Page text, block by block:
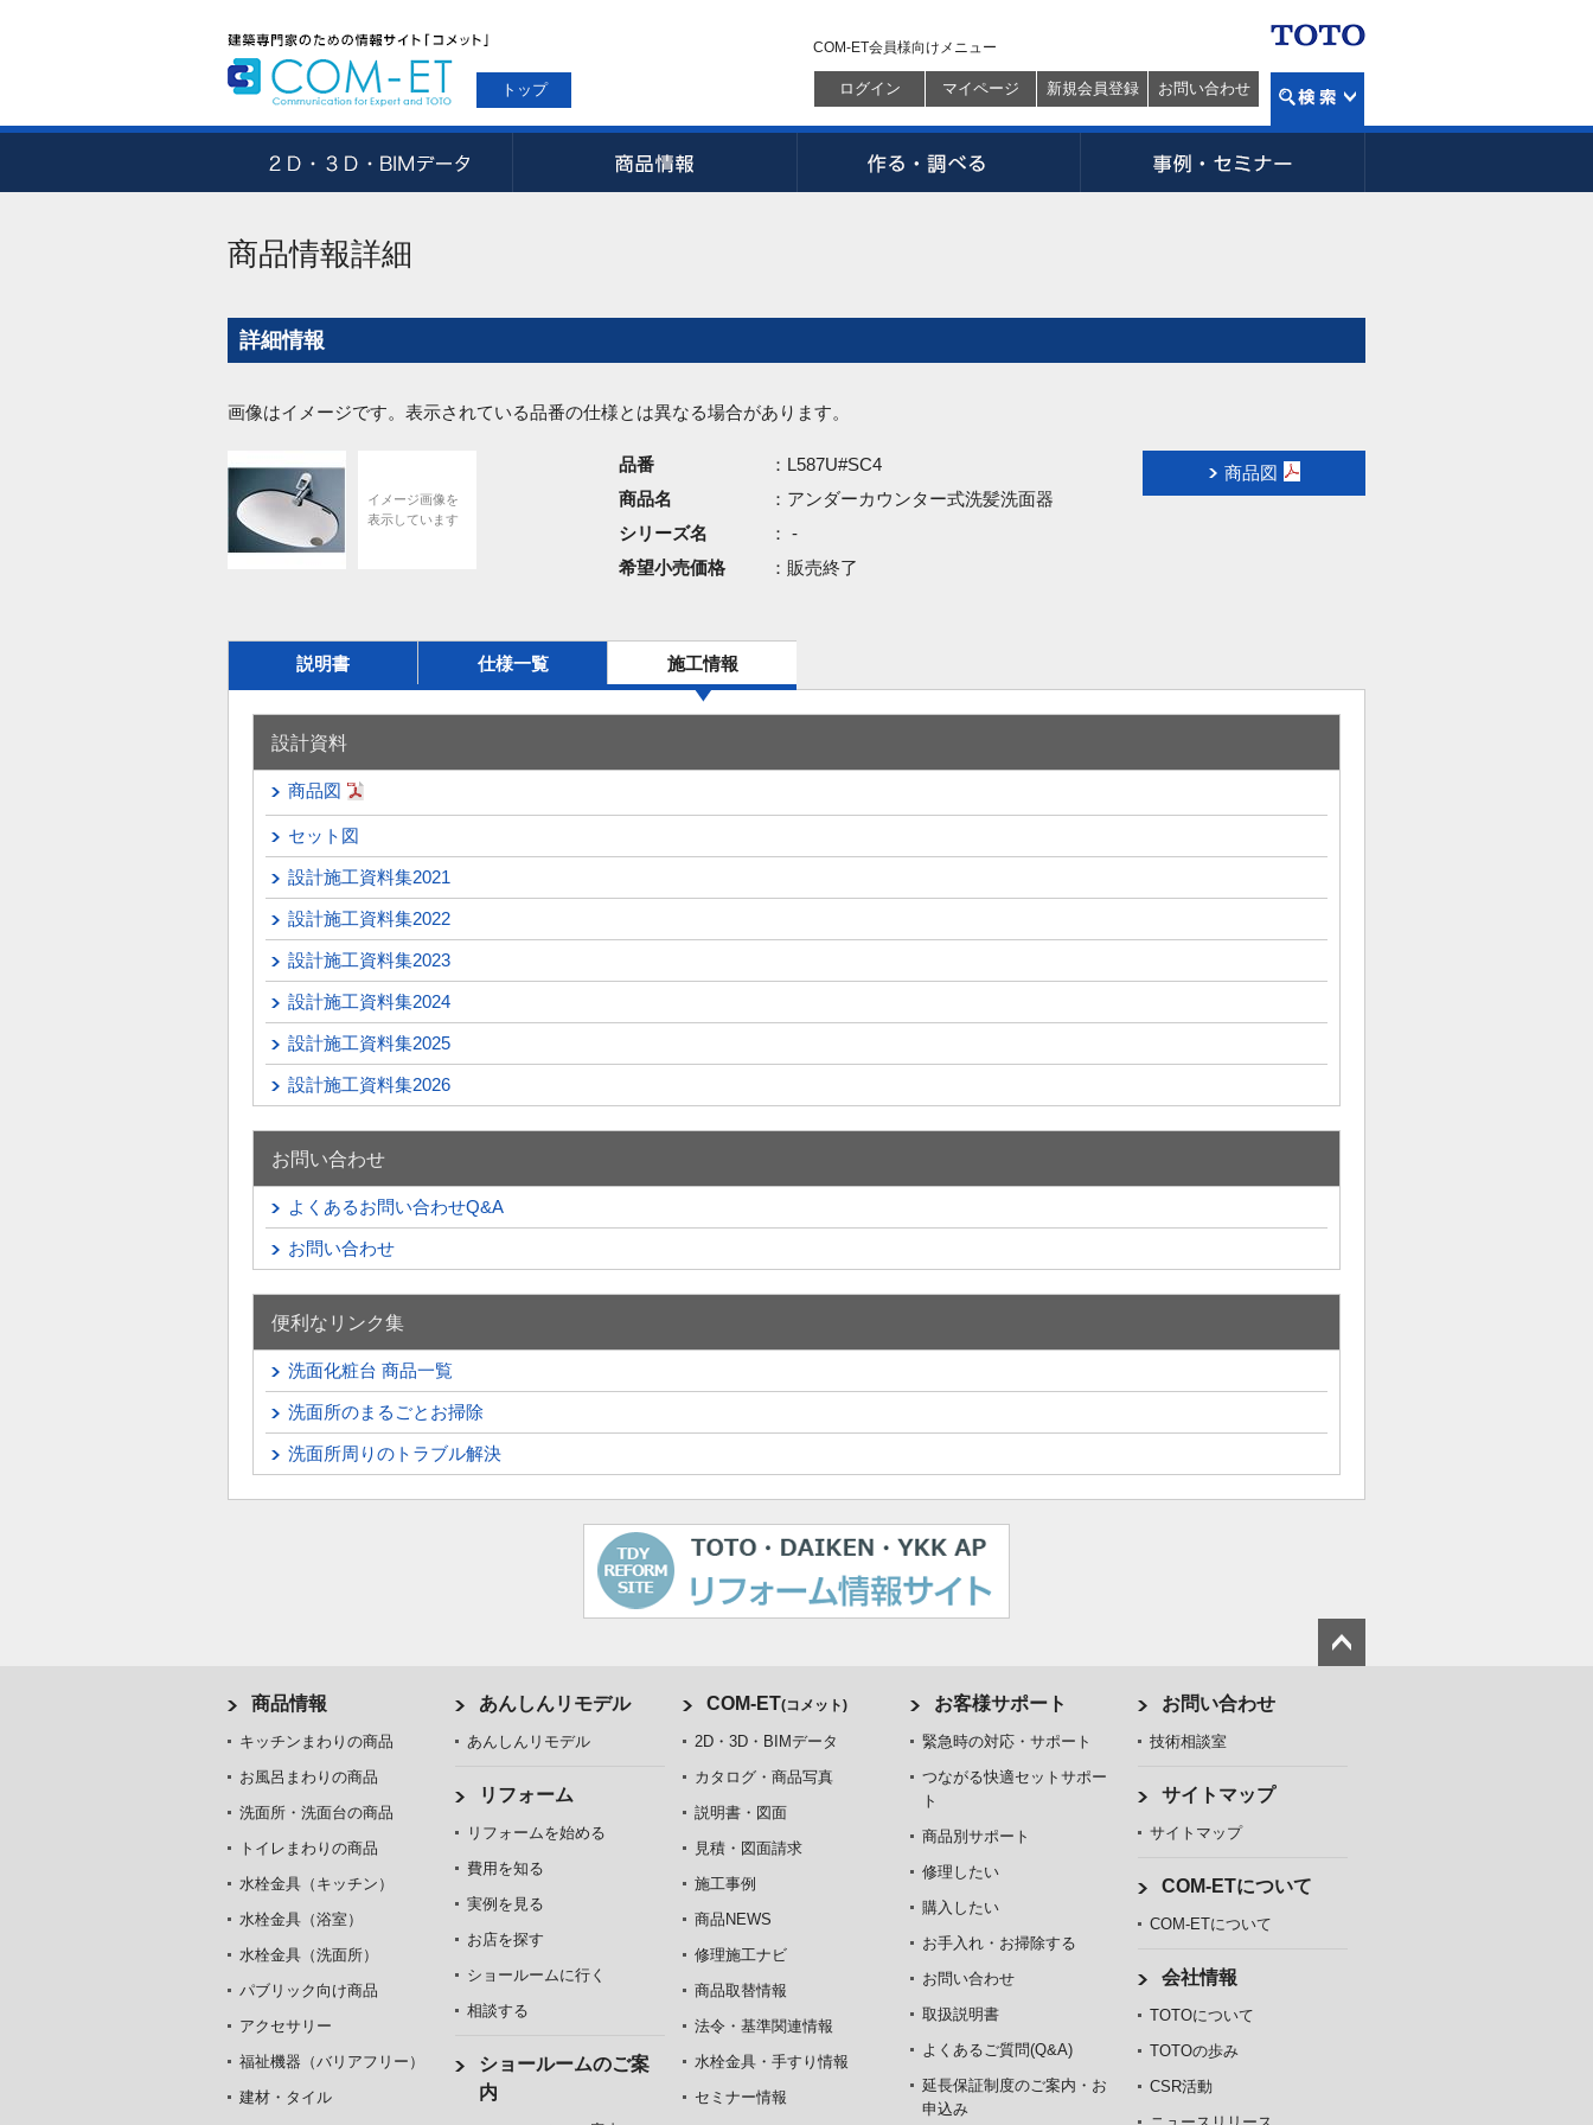
トップ
COM-ET会員様向けメニュー
ログイン マイページ 新規会員登録 お問い合わせ
商品情報詳細
詳細情報
画像はイメージです。表示されている品番の仕様とは異なる場合があります。
イメージ画像を
表示しています
品番
：L587U#SC4
商品名
：アンダーカウンター式洗髪洗面器
シリーズ名
： -
希望小売価格
：販売終了
商品図
説明書 仕様一覧 施工情報
設計資料
商品図
セット図
設計施工資料集2021
設計施工資料集2022
設計施工資料集2023
設計施工資料集2024
設計施工資料集2025
設計施工資料集2026
お問い合わせ
よくあるお問い合わせQ&A
お問い合わせ
便利なリンク集
洗面化粧台 商品一覧
洗面所のまるごとお掃除
洗面所周りのトラブル解決
商品情報
キッチンまわりの商品
お風呂まわりの商品
洗面所・洗面台の商品
トイレまわりの商品
水栓金具（キッチン）
水栓金具（浴室）
水栓金具（洗面所）
パブリック向け商品
アクセサリー
福祉機器（バリアフリー）
建材・タイル
あんしんリモデル
あんしんリモデル
リフォーム
リフォームを始める
費用を知る
実例を見る
お店を探す
ショールームに行く
相談する
ショールームのご案
内
COM-ET(コメット)
2D・3D・BIMデータ
カタログ・商品写真
説明書・図面
見積・図面請求
施工事例
商品NEWS
修理施工ナビ
商品取替情報
法令・基準関連情報
水栓金具・手すり情報
セミナー情報
お客様サポート
緊急時の対応・サポート
つながる快適セットサポー
ト
商品別サポート
修理したい
購入したい
お手入れ・お掃除する
お問い合わせ
取扱説明書
よくあるご質問(Q&A)
延長保証制度のご案内・お
申込み
お問い合わせ
技術相談室
サイトマップ
サイトマップ
COM-ETについて
COM-ETについて
会社情報
TOTOについて
TOTOの歩み
CSR活動